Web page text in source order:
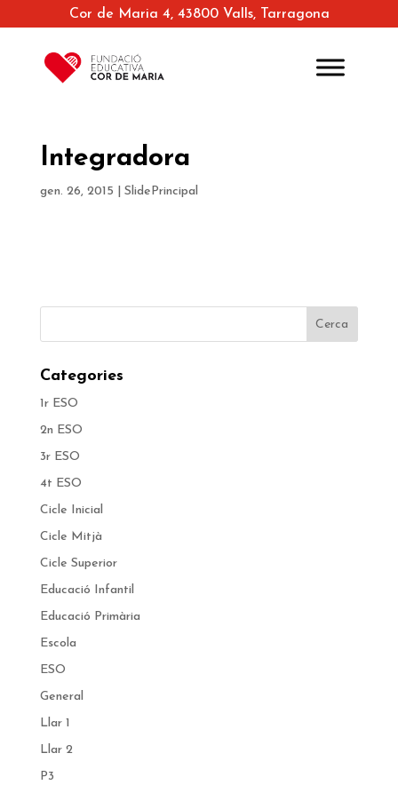
Cor de Maria 4, 43800 Valls, Tarragona
Integradora
gen. 26, 2015 SlidePrincipal
Categories
1r ESO
2n ESO
3r ESO
4t ESO
Cicle Inicial
Cicle Mitjà
Cicle Superior
Educació Infantil
Educació Primària
Escola
ESO
General
Llar 1
Llar 2
P3